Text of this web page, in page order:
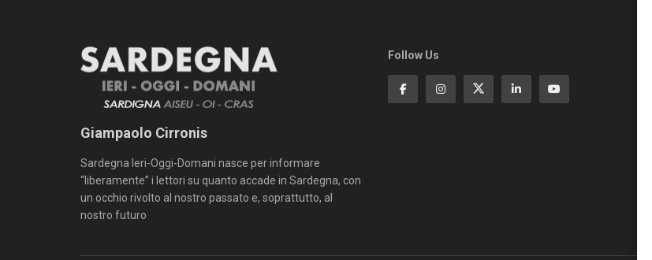
Giampaolo Cirronis
Sardegna Ieri-Oggi-Domani nasce per informare
“liberamente” i lettori su quanto accade in Sardegna, con
un occhio rivolto al nostro passato e, soprattutto, al
nostro futuro
Follow Us